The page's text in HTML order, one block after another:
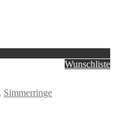
Wunschliste
, Simmerringe